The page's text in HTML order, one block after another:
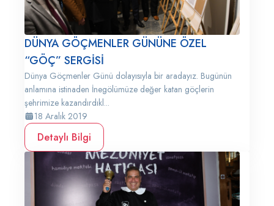
DÜNYA GÖÇMENLER GÜNÜNE ÖZEL
“GÖÇ” SERGİSİ
Dünya Göçmenler Günü dolayısıyla bir aradayız. Bugünün
anlamına istinaden İnegölümüze değer katan göçlerin
şehrimize kazandırdıkl...
18 Aralık 2019
Detaylı Bilgi